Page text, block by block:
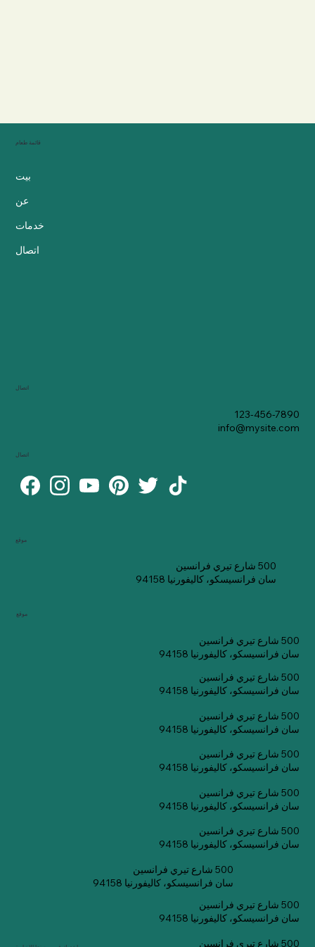
قائمة طعام
بيت
عن
خدمات
اتصال
موقع
500 شارع تيري فرانسين
سان فرانسيسكو، كاليفورنيا 94158
موقع
500 شارع تيري فرانسين
سان فرانسيسكو، كاليفورنيا 94158
500 شارع تيري فرانسين
سان فرانسيسكو، كاليفورنيا 94158
500 شارع تيري فرانسين
سان فرانسيسكو، كاليفورنيا 94158
500 شارع تيري فرانسين
سان فرانسيسكو، كاليفورنيا 94158
500 شارع تيري فرانسين
سان فرانسيسكو، كاليفورنيا 94158
500 شارع تيري فرانسين
سان فرانسيسكو، كاليفورنيا 94158
500 شارع تيري فرانسين
سان فرانسيسكو، كاليفورنيا 94158
500 شارع تيري فرانسين
سان فرانسيسكو، كاليفورنيا 94158
500 شارع تيري فرانسين
اتصال
123-456-7890
info@mysite.com
اتصال